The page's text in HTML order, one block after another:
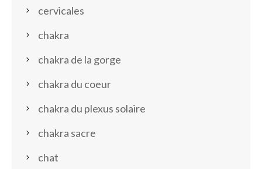
cervicales
chakra
chakra de la gorge
chakra du coeur
chakra du plexus solaire
chakra sacre
chat